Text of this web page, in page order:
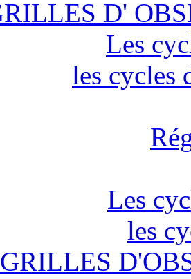
D'
Les
les cycles
Les
les